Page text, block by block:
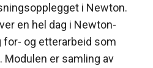
i Newton.
en hel dag i Newton-
for- og etterarbeid som
Modulen er samling av